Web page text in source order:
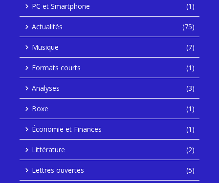
PC et Smartphone (1)
Actualités (75)
Musique (7)
Formats courts (1)
Analyses (3)
Boxe (1)
Économie et Finances (1)
Littérature (2)
Lettres ouvertes (5)